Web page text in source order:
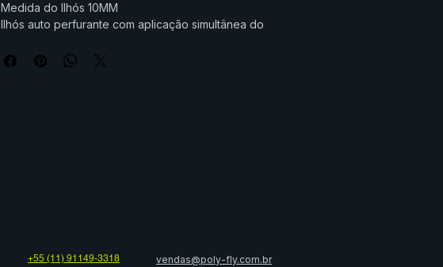
Medida do Ilhós 10MM
Ilhós auto perfurante com aplicação simultânea do
Acabmento perfeito
+55 (11) 91149-3318 vendas@poly-fly.com.br